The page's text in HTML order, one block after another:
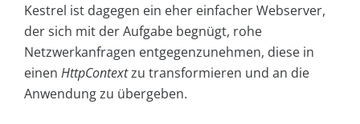
Kestrel ist dagegen ein eher einfacher Webserver,
der sich mit der Aufgabe begnügt, rohe
Netzwerkanfragen entgegenzunehmen, diese in
einen HttpContextzu transformieren und an die
Anwendung zu übergeben.